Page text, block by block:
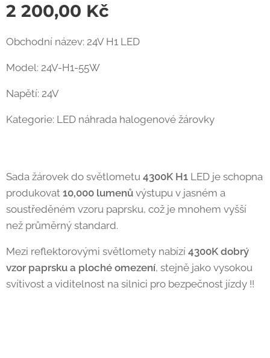
2 200,00 Kč
Obchodní název: 24V H1 LED
Model: 24V-H1-55W
Napětí: 24V
Kategorie: LED náhrada halogenové žárovky
Sada žárovek do světlometu 4300K H1 LED je schopna
produkovat 10,000 lumenů výstupu v jasném a
soustředěném vzoru paprsku, což je mnohem vyšší
než průměrný standard.
Mezi reflektorovými světlomety nabízí 4300K dobrý
vzor paprsku a ploché omezení, stejně jako vysokou
svítivost a viditelnost na silnici pro bezpečnost jízdy !!